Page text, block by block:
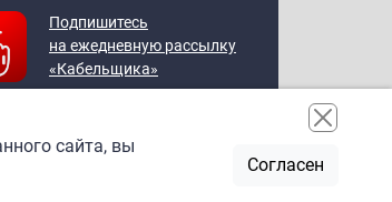
Подпишитесь
на ежедневную рассылку
«Кабельщика»
сайта, вы
Согласен